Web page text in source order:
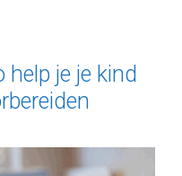
help je je kind